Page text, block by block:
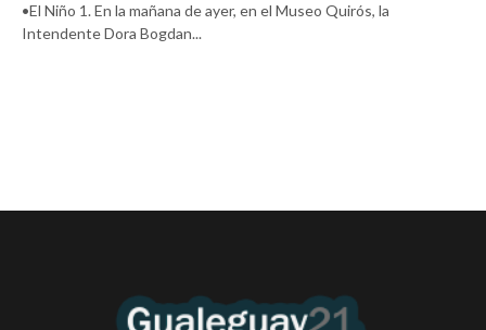
•El Niño 1. En la mañana de ayer, en el Museo Quirós, la
Intendente Dora Bogdan...